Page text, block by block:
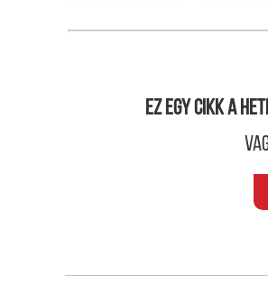
részéről.
Ez egy cikk a